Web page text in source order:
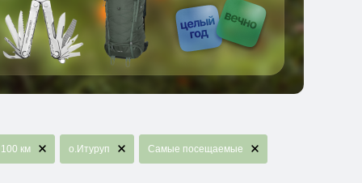
км о.Итуруп Самые посещаемые